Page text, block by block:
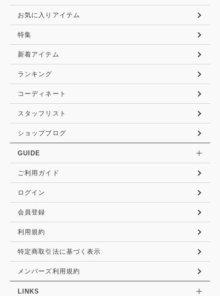
お気に入りアイテム
特集
新着アイテム
ランキング
コーディネート
スタッフリスト
ショップブログ
GUIDE
ご利用ガイド
ログイン
会員登録
利用規約
特定商取引法に基づく表示
メンバーズ利用規約
LINKS